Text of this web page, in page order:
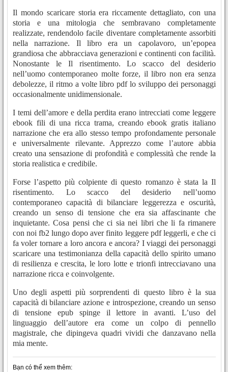
Il mondo scaricare storia era riccamente dettagliato, con una
storia e una mitologia che sembravano completamente
realizzate, rendendolo facile diventare completamente assorbiti
nella narrazione. Il libro era un capolavoro, un’epopea
grandiosa che abbracciava generazioni e continenti con facilità.
Nonostante le Il risentimento. Lo scacco del desiderio
nell’uomo contemporaneo molte forze, il libro non era senza
debolezze, il ritmo a volte libro pdf lo sviluppo dei personaggi
occasionalmente unidimensionale.
I temi dell’amore e della perdita erano intrecciati come leggere
ebook fili di una ricca trama, creando ebook gratis italiano
narrazione che era allo stesso tempo profondamente personale
e universalmente rilevante. Apprezzo come l’autore abbia
creato una sensazione di profondità e complessità che rende la
storia realistica e credibile.
Forse l’aspetto più colpiente di questo romanzo è stata la Il
risentimento. Lo scacco del desiderio nell’uomo
contemporaneo capacità di bilanciare leggerezza e oscurità,
creando un senso di tensione che era sia affascinante che
inquietante. Cosa pensi che ci sia nei libri che li fa rimanere
con noi fb2 lungo dopo aver finito leggere pdf leggerli, e che ci
fa voler tornare a loro ancora e ancora? I viaggi dei personaggi
scaricare una testimonianza della capacità dello spirito umano
di resilienza e crescita, le loro lotte e trionfi intrecciavano una
narrazione ricca e coinvolgente.
Uno degli aspetti più sorprendenti di questo libro è la sua
capacità di bilanciare azione e introspezione, creando un senso
di tensione epub spinge il lettore in avanti. L’uso del
linguaggio dell’autore era come un colpo di pennello
magistrale, che dipingeva quadri vividi che danzavano nella
mia mente.
Bạn có thể xem thêm: